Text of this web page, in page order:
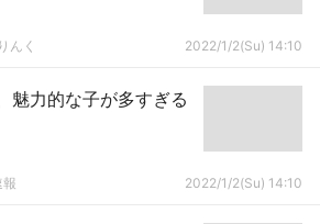
んく 2022/1/2(Su) 14:10
魅力的な子が多すぎる
2022/1/2(Su) 14:10